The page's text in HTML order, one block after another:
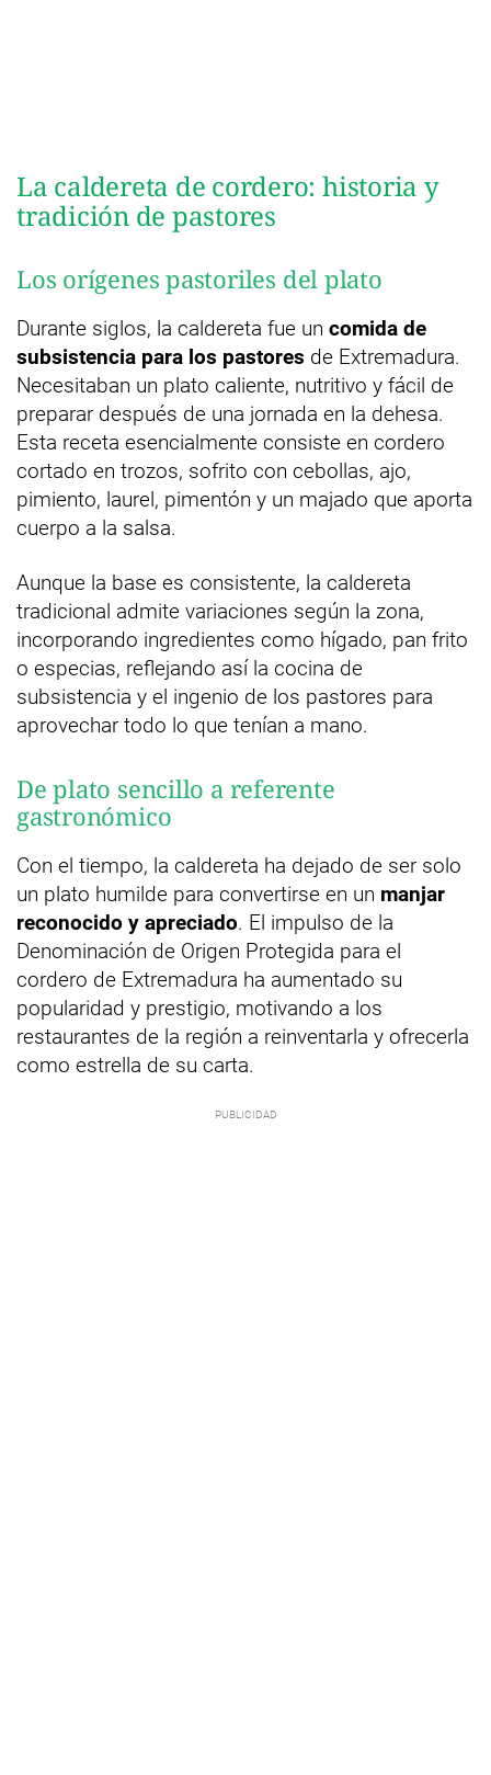
La caldereta de cordero: historia y
tradición de pastores
Los orígenes pastoriles del plato
Durante siglos, la caldereta fue un comida de
subsistencia para los pastores de Extremadura.
Necesitaban un plato caliente, nutritivo y fácil de
preparar después de una jornada en la dehesa.
Esta receta esencialmente consiste en cordero
cortado en trozos, sofrito con cebollas, ajo,
pimiento, laurel, pimentón y un majado que aporta
cuerpo a la salsa.
Aunque la base es consistente, la caldereta
tradicional admite variaciones según la zona,
incorporando ingredientes como hígado, pan frito
o especias, reflejando así la cocina de
subsistencia y el ingenio de los pastores para
aprovechar todo lo que tenían a mano.
De plato sencillo a referente
gastronómico
Con el tiempo, la caldereta ha dejado de ser solo
un plato humilde para convertirse en un manjar
reconocido y apreciado. El impulso de la
Denominación de Origen Protegida para el
cordero de Extremadura ha aumentado su
popularidad y prestigio, motivando a los
restaurantes de la región a reinventarla y ofrecerla
como estrella de su carta.